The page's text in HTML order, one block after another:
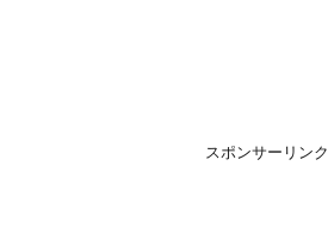
スポンサーリンク